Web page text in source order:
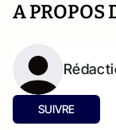
A PROPOS
SUIVRE